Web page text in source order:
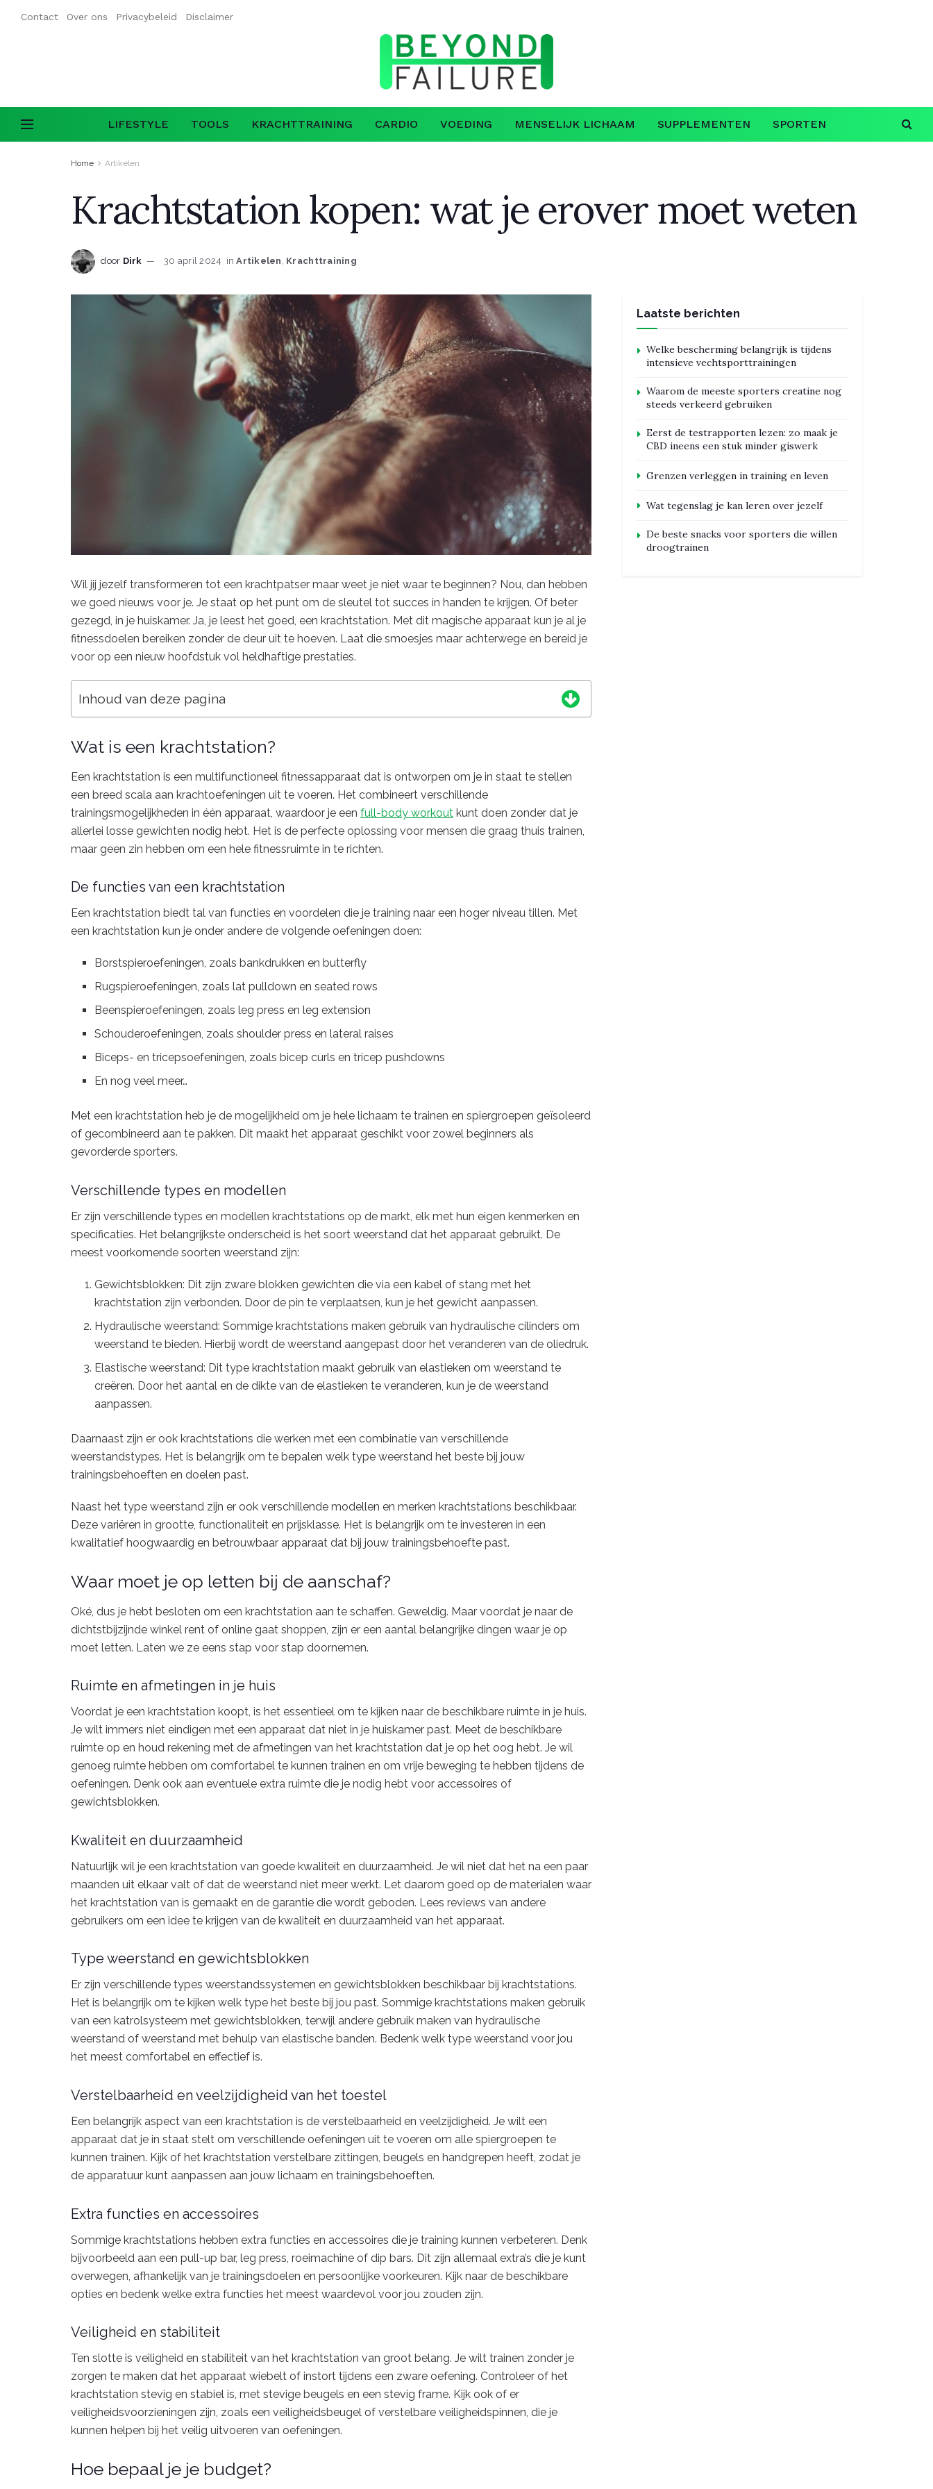
Contact Over ons Privacybeleid Disclaimer
LIFESTYLE TOOLS KRACHTTRAINING CARDIO VOEDING MENSELIJK LICHAAM SUPPLEMENTEN SPORTEN
Home Artikelen
Krachtstation kopen: wat je erover moet weten
door Dirk 30 april 2024 in Artikelen , Krachttraining
Wil jij jezelf transformeren tot een krachtpatser maar weet je niet waar te beginnen? Nou, dan hebben
we goed nieuws voor je. Je staat op het punt om de sleutel tot succes in handen te krijgen. Of beter
gezegd, in je huiskamer. Ja, je leest het goed, een krachtstation. Met dit magische apparaat kun je al je
fitnessdoelen bereiken zonder de deur uit te hoeven. Laat die smoesjes maar achterwege en bereid je
voor op een nieuw hoofdstuk vol heldhaftige prestaties.
Inhoud van deze pagina
Wat is een krachtstation?
Een krachtstation is een multifunctioneel fitnessapparaat dat is ontworpen om je in staat te stellen
een breed scala aan krachtoefeningen uit te voeren. Het combineert verschillende
trainingsmogelijkheden in één apparaat, waardoor je een full-body workout kunt doen zonder dat je
allerlei losse gewichten nodig hebt. Het is de perfecte oplossing voor mensen die graag thuis trainen,
maar geen zin hebben om een hele fitnessruimte in te richten.
De functies van een krachtstation
Een krachtstation biedt tal van functies en voordelen die je training naar een hoger niveau tillen. Met
een krachtstation kun je onder andere de volgende oefeningen doen:
Borstspieroefeningen, zoals bankdrukken en butterfly
Rugspieroefeningen, zoals lat pulldown en seated rows
Beenspieroefeningen, zoals leg press en leg extension
Schouderoefeningen, zoals shoulder press en lateral raises
Biceps- en tricepsoefeningen, zoals bicep curls en tricep pushdowns
En nog veel meer…
Met een krachtstation heb je de mogelijkheid om je hele lichaam te trainen en spiergroepen geïsoleerd
of gecombineerd aan te pakken. Dit maakt het apparaat geschikt voor zowel beginners als
gevorderde sporters.
Verschillende types en modellen
Er zijn verschillende types en modellen krachtstations op de markt, elk met hun eigen kenmerken en
specificaties. Het belangrijkste onderscheid is het soort weerstand dat het apparaat gebruikt. De
meest voorkomende soorten weerstand zijn:
Gewichtsblokken: Dit zijn zware blokken gewichten die via een kabel of stang met het
krachtstation zijn verbonden. Door de pin te verplaatsen, kun je het gewicht aanpassen.
Hydraulische weerstand: Sommige krachtstations maken gebruik van hydraulische cilinders om
weerstand te bieden. Hierbij wordt de weerstand aangepast door het veranderen van de oliedruk.
Elastische weerstand: Dit type krachtstation maakt gebruik van elastieken om weerstand te
creëren. Door het aantal en de dikte van de elastieken te veranderen, kun je de weerstand
aanpassen.
Daarnaast zijn er ook krachtstations die werken met een combinatie van verschillende
weerstandstypes. Het is belangrijk om te bepalen welk type weerstand het beste bij jouw
trainingsbehoeften en doelen past.
Naast het type weerstand zijn er ook verschillende modellen en merken krachtstations beschikbaar.
Deze variëren in grootte, functionaliteit en prijsklasse. Het is belangrijk om te investeren in een
kwalitatief hoogwaardig en betrouwbaar apparaat dat bij jouw trainingsbehoefte past.
Waar moet je op letten bij de aanschaf?
Oké, dus je hebt besloten om een krachtstation aan te schaffen. Geweldig. Maar voordat je naar de
dichtstbijzijnde winkel rent of online gaat shoppen, zijn er een aantal belangrijke dingen waar je op
moet letten. Laten we ze eens stap voor stap doornemen.
Ruimte en afmetingen in je huis
Voordat je een krachtstation koopt, is het essentieel om te kijken naar de beschikbare ruimte in je huis.
Je wilt immers niet eindigen met een apparaat dat niet in je huiskamer past. Meet de beschikbare
ruimte op en houd rekening met de afmetingen van het krachtstation dat je op het oog hebt. Je wil
genoeg ruimte hebben om comfortabel te kunnen trainen en om vrije beweging te hebben tijdens de
oefeningen. Denk ook aan eventuele extra ruimte die je nodig hebt voor accessoires of
gewichtsblokken.
Kwaliteit en duurzaamheid
Natuurlijk wil je een krachtstation van goede kwaliteit en duurzaamheid. Je wil niet dat het na een paar
maanden uit elkaar valt of dat de weerstand niet meer werkt. Let daarom goed op de materialen waar
het krachtstation van is gemaakt en de garantie die wordt geboden. Lees reviews van andere
gebruikers om een idee te krijgen van de kwaliteit en duurzaamheid van het apparaat.
Type weerstand en gewichtsblokken
Er zijn verschillende types weerstandssystemen en gewichtsblokken beschikbaar bij krachtstations.
Het is belangrijk om te kijken welk type het beste bij jou past. Sommige krachtstations maken gebruik
van een katrolsysteem met gewichtsblokken, terwijl andere gebruik maken van hydraulische
weerstand of weerstand met behulp van elastische banden. Bedenk welk type weerstand voor jou
het meest comfortabel en effectief is.
Verstelbaarheid en veelzijdigheid van het toestel
Een belangrijk aspect van een krachtstation is de verstelbaarheid en veelzijdigheid. Je wilt een
apparaat dat je in staat stelt om verschillende oefeningen uit te voeren om alle spiergroepen te
kunnen trainen. Kijk of het krachtstation verstelbare zittingen, beugels en handgrepen heeft, zodat je
de apparatuur kunt aanpassen aan jouw lichaam en trainingsbehoeften.
Extra functies en accessoires
Sommige krachtstations hebben extra functies en accessoires die je training kunnen verbeteren. Denk
bijvoorbeeld aan een pull-up bar, leg press, roeimachine of dip bars. Dit zijn allemaal extra’s die je kunt
overwegen, afhankelijk van je trainingsdoelen en persoonlijke voorkeuren. Kijk naar de beschikbare
opties en bedenk welke extra functies het meest waardevol voor jou zouden zijn.
Veiligheid en stabiliteit
Ten slotte is veiligheid en stabiliteit van het krachtstation van groot belang. Je wilt trainen zonder je
zorgen te maken dat het apparaat wiebelt of instort tijdens een zware oefening. Controleer of het
krachtstation stevig en stabiel is, met stevige beugels en een stevig frame. Kijk ook of er
veiligheidsvoorzieningen zijn, zoals een veiligheidsbeugel of verstelbare veiligheidspinnen, die je
kunnen helpen bij het veilig uitvoeren van oefeningen.
Hoe bepaal je je budget?
Laatste berichten
Welke bescherming belangrijk is tijdens
intensieve vechtsporttrainingen
Waarom de meeste sporters creatine nog
steeds verkeerd gebruiken
Eerst de testrapporten lezen: zo maak je
CBD ineens een stuk minder giswerk
Grenzen verleggen in training en leven
Wat tegenslag je kan leren over jezelf
De beste snacks voor sporters die willen
droogtrainen